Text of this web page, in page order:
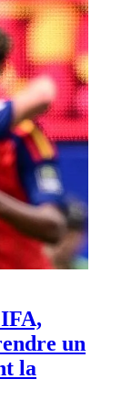
un
la